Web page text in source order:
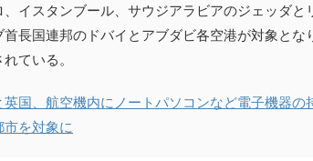
イスタンブール、サウジアラビアのジェッダと
長国連邦のドバイとアブダビ各空港が対象とな
ている。
英国、航空機内にノートパソコンなど電子機器の
を対象に